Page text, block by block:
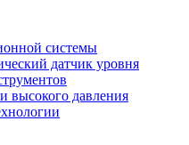
системы
датчик уровня
высокого давления